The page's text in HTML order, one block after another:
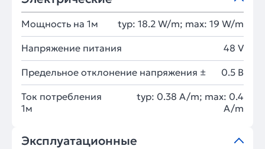
Мощность на 1м typ: 18.2 W/m; max: 19 W/m
Напряжение питания 48 V
Предельное отклонение напряжения ± 0.5 В
Ток потребления
1м
typ: 0.38 A/m; max: 0.4
A/m
Эксплуатационные